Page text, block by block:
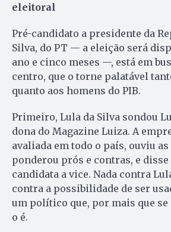
eleitoral
Pré-candidato a presidente da
Silva, do PT — a eleição será
ano e cinco meses —, está em
centro, que o torne palatável
quanto aos homens do PIB.
Primeiro, Lula da Silva sondou
dona do Magazine Luiza. A
avaliada em todo o país, ouviu
ponderou prós e contras, e disse
candidata a vice. Nada contra
contra a possibilidade de ser
um político que, por mais que se
o é.